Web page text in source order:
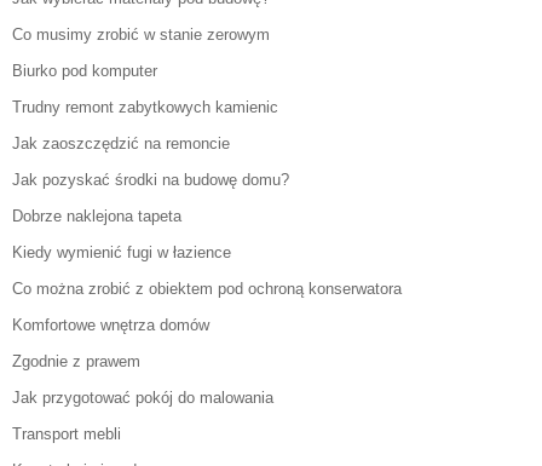
Co musimy zrobić w stanie zerowym
Biurko pod komputer
Trudny remont zabytkowych kamienic
Jak zaoszczędzić na remoncie
Jak pozyskać środki na budowę domu?
Dobrze naklejona tapeta
Kiedy wymienić fugi w łazience
Co można zrobić z obiektem pod ochroną konserwatora
Komfortowe wnętrza domów
Zgodnie z prawem
Jak przygotować pokój do malowania
Transport mebli